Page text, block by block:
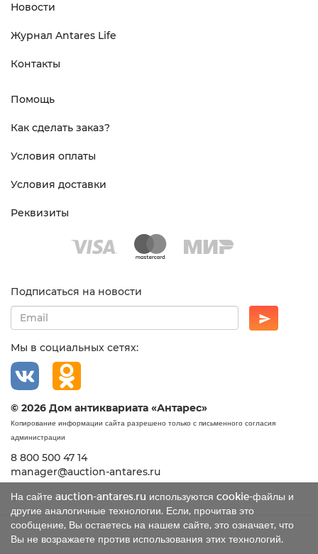
На сайте auction-antares.ru используются cookie-файлы и
другие аналогичные технологии. Если, прочитав это
сообщение, Вы остаетесь на нашем сайте, это означает, что
Вы не возражаете против использования этих технологий.
Новости
Журнал Antares Life
Контакты
Помощь
Как сделать заказ?
Условия оплаты
Условия доставки
Реквизиты
Подписаться на новости
Мы в социальных сетях:
© 2026 Дом антиквариата «Антарес»
Копирование информации сайта разрешено только с письменного согласия
администрации
8 800 500 47 14
manager@auction-antares.ru